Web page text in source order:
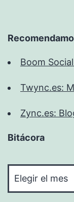
Boom
Twync.es:
Zync.es:
Bitácora